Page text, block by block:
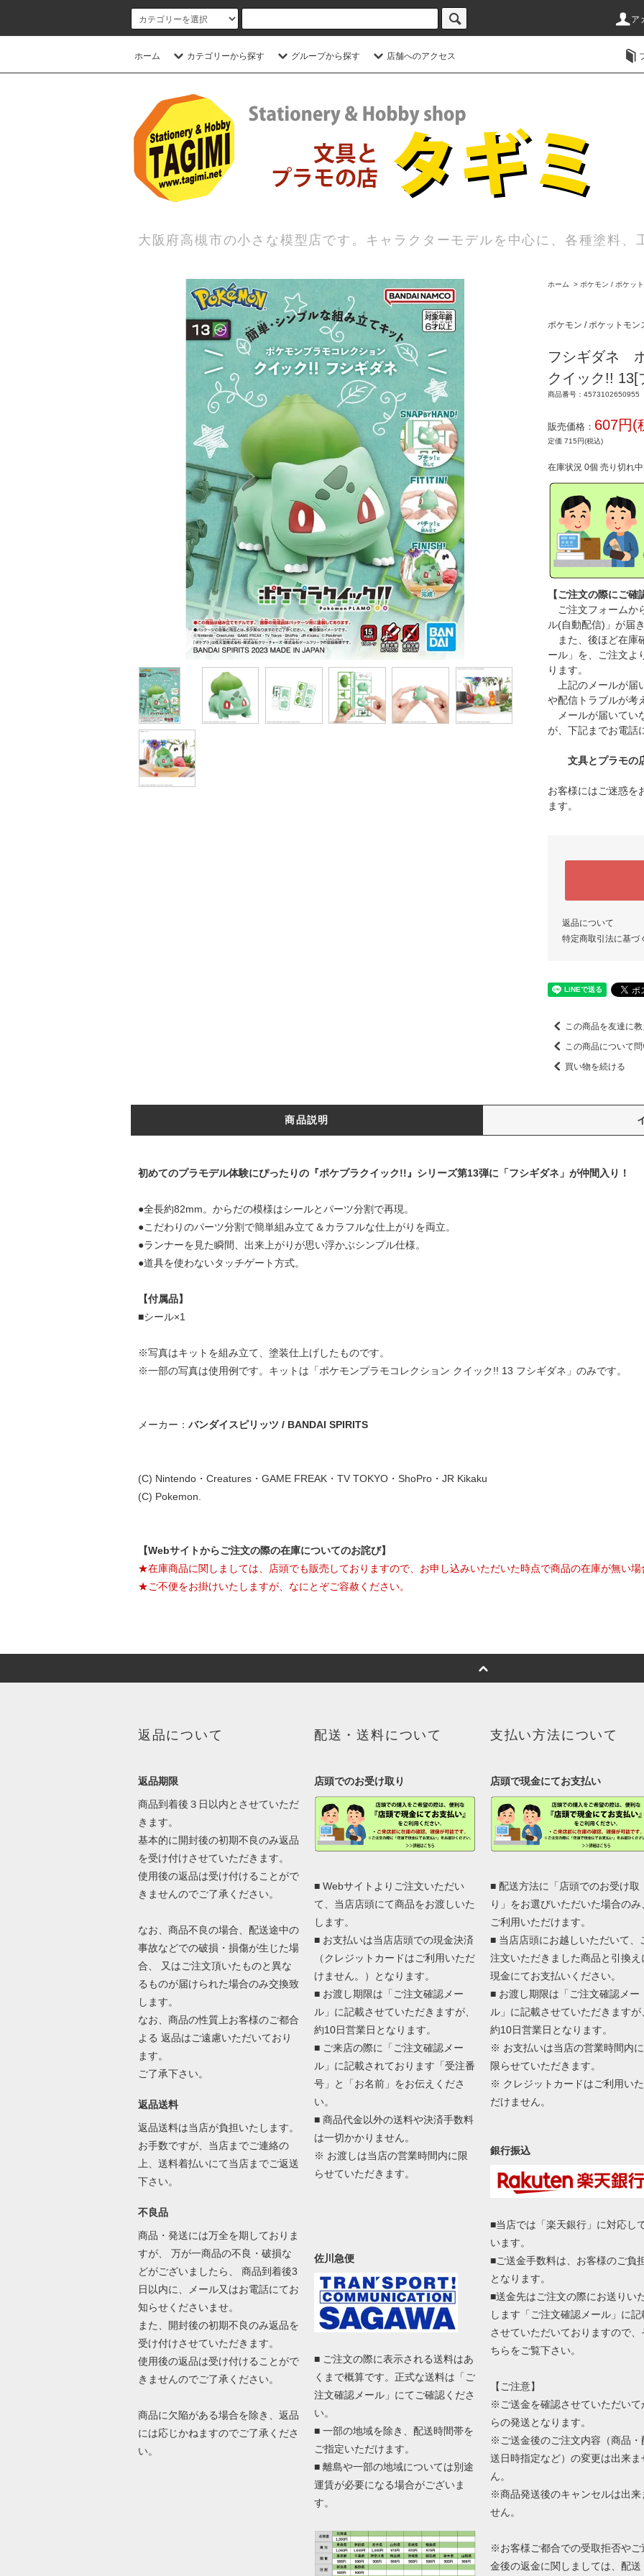
ア
ホーム カテゴリーから探す グループから探す 店舗へのアクセス
大阪府高槻市の小さな模型店です。キャラクターモデルを中心に、各種塗料、
ホーム > ポケモン / ポケッ
ポケモン / ポケットモン
フシギダネ
クイック!! 13[
商品番号：4573102650955
販売価格： 607円(
定価 715円(税込)
在庫状況 0個 売り切れ
【ご注文の際にご確
ご注文フォームか
ル(自動配信)」が届き
また、後ほど在庫
ール」を、ご注文よ
ります。
上記のメールが届
や配信トラブルが考
メールが届いてい
が、下記までお電話
文具とプラモ
お客様にはご迷惑を
ます。
返品について
特定商取引法に基づ
この商品を友達に教
この商品について
買い物を続ける
商品説明
初めてのプラモデル体験にぴったりの『ポケプラクイック!!』シリーズ第13弾に「フシギダネ」が仲間入り！
●全長約82mm。からだの模様はシールとパーツ分割で再現。
●こだわりのパーツ分割で簡単組み立て＆カラフルな仕上がりを両立。
●ランナーを見た瞬間、出来上がりが思い浮かぶシンプル仕様。
●道具を使わないタッチゲート方式。
【付属品】
■シール×1
※写真はキットを組み立て、塗装仕上げしたものです。
※一部の写真は使用例です。キットは「ポケモンプラモコレクション クイック!! 13 フシギダネ」のみです。
メーカー： バンダイスピリッツ / BANDAI SPIRITS
(C) Nintendo・Creatures・GAME FREAK・TV TOKYO・ShoPro・JR Kikaku
(C) Pokemon.
【Webサイトからご注文の際の在庫についてのお詫び】
★在庫商品に関しましては、店頭でも販売しておりますので、お申し込みいただいた時点で商品の在庫が無い場
★ご不便をお掛けいたしますが、なにとぞご容赦ください。
返品について
返品期限
商品到着後３日以内とさせていただ
きます。
基本的に開封後の初期不良のみ返品
を受け付けさせていただきます。
使用後の返品は受け付けることがで
きませんのでご了承ください。
なお、商品不良の場合、配送途中の
事故などでの破損・損傷が生じた場
合、 又はご注文頂いたものと異な
るものが届けられた場合のみ交換致
します。
なお、商品の性質上お客様のご都合
よる 返品はご遠慮いただいており
ます。
ご了承下さい。
返品送料
返品送料は当店が負担いたします。
お手数ですが、当店までご連絡の
上、送料着払いにて当店までご返送
下さい。
不良品
商品・発送には万全を期しておりま
すが、 万が一商品の不良・破損な
どがございましたら、 商品到着後3
日以内に、メール又はお電話にてお
知らせくださいませ。
また、開封後の初期不良のみ返品を
受け付けさせていただきます。
使用後の返品は受け付けることがで
きませんのでご了承ください。
商品に欠陥がある場合を除き、返品
には応じかねますのでご了承くださ
い。
配送・送料について
店頭でのお受け取り
■ Webサイトよりご注文いただい
て、当店店頭にて商品をお渡しいた
します。
■ お支払いは当店店頭での現金決済
（クレジットカードはご利用いただ
けません。）となります。
■ お渡し期限は「ご注文確認メー
ル」に記載させていただきますが、
約10日営業日となります。
■ ご来店の際に「ご注文確認メー
ル」に記載されております「受注番
号」と「お名前」をお伝えくださ
い。
■ 商品代金以外の送料や決済手数料
は一切かかりません。
※ お渡しは当店の営業時間内に限
らせていただきます。
佐川急便
■ ご注文の際に表示される送料はあ
くまで概算です。正式な送料は「ご
注文確認メール」にてご確認くださ
い。
■ 一部の地域を除き、配送時間帯を
ご指定いただけます。
■ 離島や一部の地域については別途
運賃が必要になる場合がございま
す。
支払い方法について
店頭で現金にてお支払い
■ 配送方法に「店頭でのお受け取
り」をお選びいただいた場合のみ
ご利用いただけます。
■ 当店店頭にお越しいただいて、
注文いただきました商品と引換え
現金にてお支払いください。
■ お渡し期限は「ご注文確認メー
ル」に記載させていただきますが
約10日営業日となります。
※ お支払いは当店の営業時間内に
限らせていただきます。
※ クレジットカードはご利用いた
だけません。
銀行振込
■当店では「楽天銀行」に対応し
います。
■ご送金手数料は、お客様のご負
となります。
■送金先はご注文の際にお送りい
します「ご注文確認メール」に記
させていただいておりますので、
ちらをご覧下さい。
【ご注意】
※ご送金を確認させていただいて
らの発送となります。
※ご送金後のご注文内容（商品・
送日時指定など）の変更は出来ま
ん。
※商品発送後のキャンセルは出来
せん。
※お客様ご都合での受取拒否やご
金後の返金に関しましては、配送